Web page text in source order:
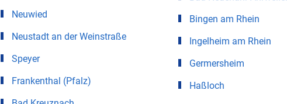
Neuwied
Neustadt an der Weinstraße
Speyer
Frankenthal (Pfalz)
Bingen am Rhein
Ingelheim am Rhein
Germersheim
Haßloch